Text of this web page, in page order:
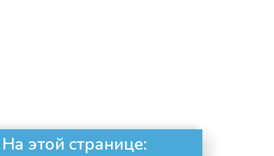
На этой странице: